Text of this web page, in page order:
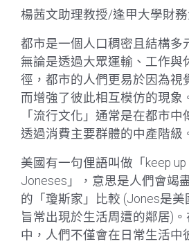
楊茜文助理教授/逢甲大學財
都市是一個人口稠密且結構多
無論是透過大眾運輸、工作與
徑，都市的人們更易於因為視
而增強了彼此相互模仿的現象
「流行文化」通常是在都市
透過消費主要群體的中產階級
美國有一句俚語叫做「keep up
Joneses」，意思是人們會竭
的「瓊斯家」比較 (Jones是
旨常出現於生活周遭的鄰居)
中，人們不僅會在日常生活中